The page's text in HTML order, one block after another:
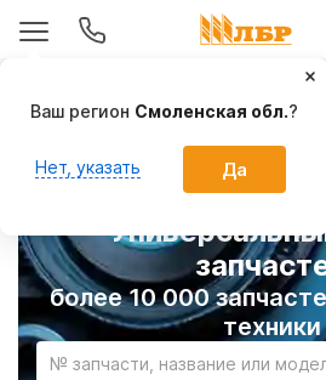
более 10 000
техники
№ запчасти, название или
Ваш регион Смоленская обл.?
Нет, указать Да